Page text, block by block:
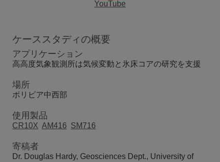
YouTube
ケーススタディの概要
アプリケーション
高高度気象観測所は気候変動と氷床コアの研究を支援
場所
ボリビア中西部
使用製品
CR10X AM416 SM716
寄稿者
Dr. Douglas Hardy, Geosciences Dept., University of